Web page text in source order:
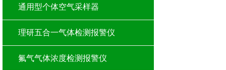
通用型个体空气采样器
理研五合一气体检测报警仪
氟气气体浓度检测报警仪